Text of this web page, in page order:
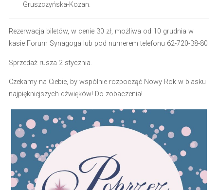
Gruszczyńska-Kozan.
Rezerwacja biletów, w cenie 30 zł, możliwa od 10 grudnia w
kasie Forum Synagoga lub pod numerem telefonu 62-720-38-80
Sprzedaż rusza 2 stycznia.
Czekamy na Ciebie, by wspólnie rozpocząć Nowy Rok w blasku
najpiękniejszych dźwięków! Do zobaczenia!